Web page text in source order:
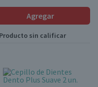
Agregar
Producto sin calificar